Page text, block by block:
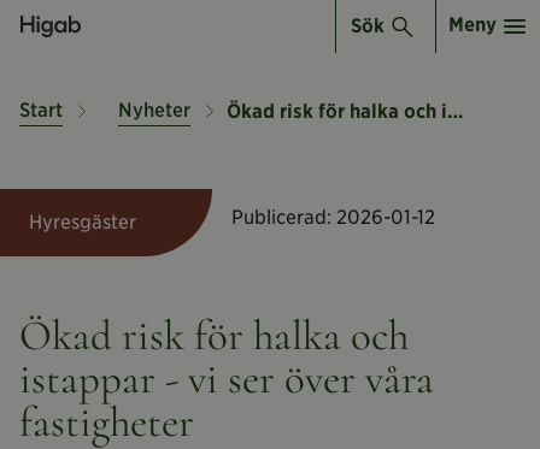
Sök Meny
Start Nyheter Ökad risk för halka och istappar
Hyresgäster Publicerad: 2026-01-12
Ökad risk för halka och
istappar - vi ser över våra
fastigheter